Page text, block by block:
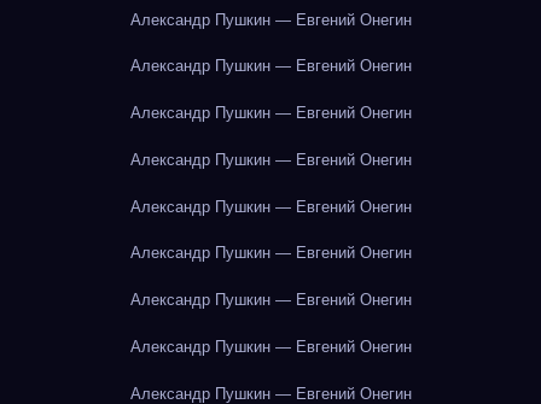
Александр Пушкин — Евгений Онегин
Александр Пушкин — Евгений Онегин
Александр Пушкин — Евгений Онегин
Александр Пушкин — Евгений Онегин
Александр Пушкин — Евгений Онегин
Александр Пушкин — Евгений Онегин
Александр Пушкин — Евгений Онегин
Александр Пушкин — Евгений Онегин
Александр Пушкин — Евгений Онегин